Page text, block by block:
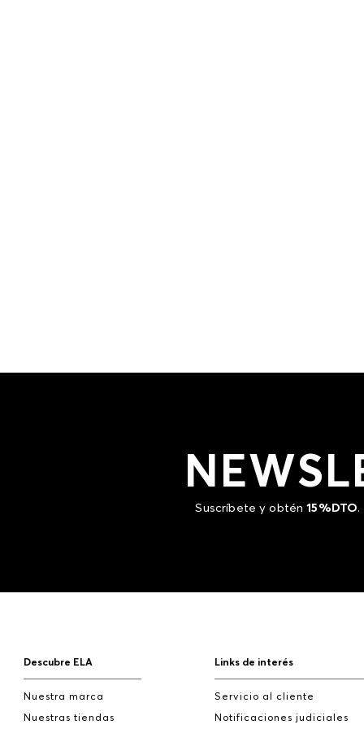
Suscríbete y obtén15%DTO.
Descubre ELA
Nuestra marca
Nuestras tiendas
Links de interés
Servicio al cliente
Notificaciones judiciales